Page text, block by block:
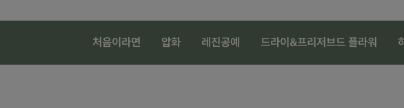
처음이라면 압화 레진공예 드라이&프리저브드 플라워